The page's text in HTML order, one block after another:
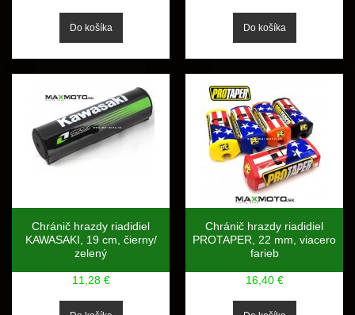
Chránič hrazdy riadidiel
KAWASAKI, 19 cm, čierny/
zelený
11,28 €
Chránič hrazdy riadidiel
PROTAPER, 22 mm, viacero
farieb
16,40 €